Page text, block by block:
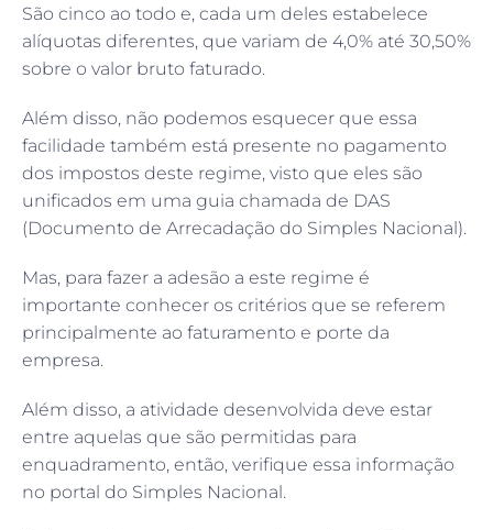
São cinco ao todo e, cada um deles estabelece
alíquotas diferentes, que variam de 4,0% até 30,50%
sobre o valor bruto faturado.
Além disso, não podemos esquecer que essa
facilidade também está presente no pagamento
dos impostos deste regime, visto que eles são
unificados em uma guia chamada de DAS
(Documento de Arrecadação do Simples Nacional).
Mas, para fazer a adesão a este regime é
importante conhecer os critérios que se referem
principalmente ao faturamento e porte da
empresa.
Além disso, a atividade desenvolvida deve estar
entre aquelas que são permitidas para
enquadramento, então, verifique essa informação
no portal do Simples Nacional.